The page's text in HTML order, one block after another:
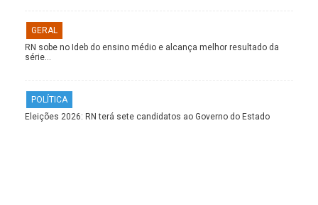
GERAL
RN sobe no Ideb do ensino médio e alcança melhor resultado da
série…
POLÍTICA
Eleições 2026: RN terá sete candidatos ao Governo do Estado